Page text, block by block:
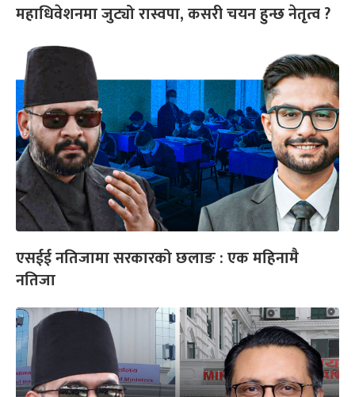
महाधिवेशनमा जुट्यो रास्वपा, कसरी चयन हुन्छ नेतृत्व ?
एसईई नतिजामा सरकारको छलाङ : एक महिनामै
नतिजा